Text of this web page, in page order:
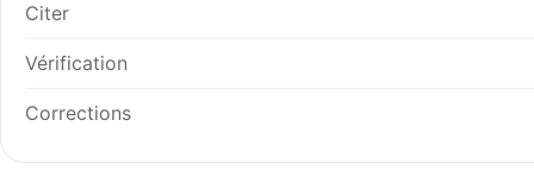
Citer
Vérification
Corrections